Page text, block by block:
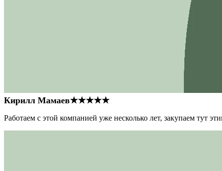
Кирилл Мамаев★★★★★
Работаем с этой компанией уже несколько лет, закупаем тут